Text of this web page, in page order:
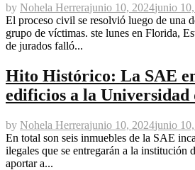
by Nohela Herrerajunio 10, 2024junio
El proceso civil se resolvió luego de una
grupo de víctimas. ste lunes en Florida,
de jurados falló...
Hito Histórico: La SAE
edificios a la Universidad
by Nohela Herrerajunio 10, 2024junio
En total son seis inmuebles de la SAE
ilegales que se entregarán a la institución
aportar a...